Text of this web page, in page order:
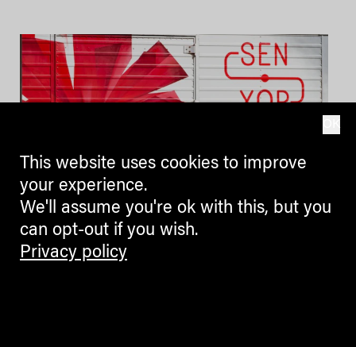
This website uses cookies to improve
your experience.
We'll assume you're ok with this, but you
can opt-out if you wish.
Privacy policy